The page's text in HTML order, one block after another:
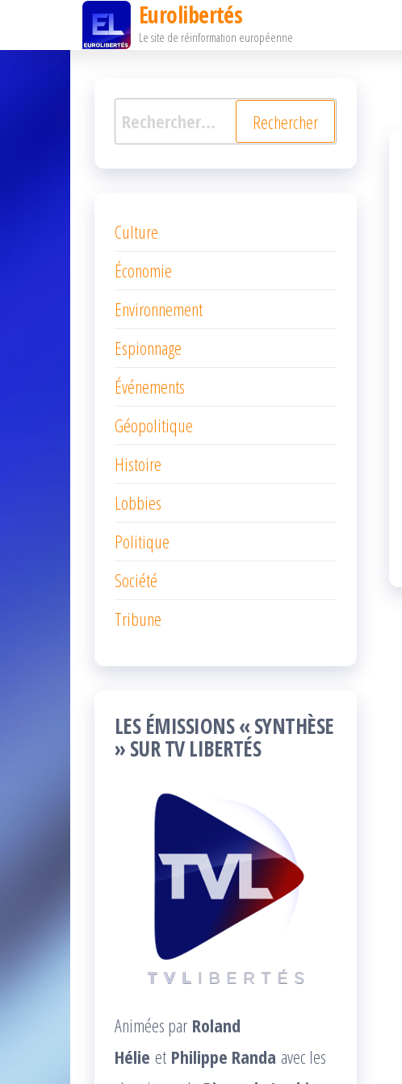
ce
Eurolibertés
Le site de réinformation européenne
Rechercher :
Culture
Économie
Environnement
Espionnage
Événements
Géopolitique
Histoire
Lobbies
Politique
Société
Tribune
LES ÉMISSIONS « SYNTHÈSE
» SUR TV LIBERTÉS
Animées par Roland
Hélie et Philippe Randa avec les